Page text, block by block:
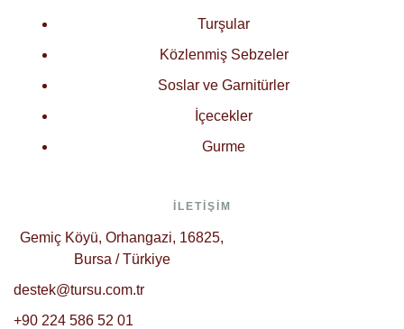
Turşular
Közlenmiş Sebzeler
Soslar ve Garnitürler
İçecekler
Gurme
İLETIŞIM
Gemiç Köyü, Orhangazi, 16825,
Bursa / Türkiye
destek@tursu.com.tr
+90 224 586 52 01